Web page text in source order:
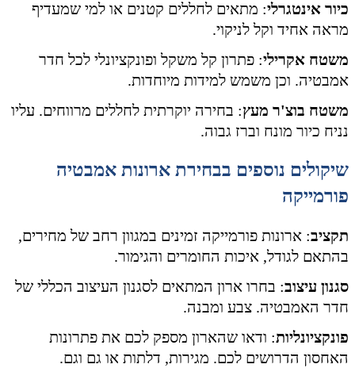
כיור אינטגרלי: מתאים לחללים קטנים או למי שמעדיף
מראה אחיד וקל לניקוי.
משטח אקרילי: פתרון קל משקל ופונקציונלי לכל חדר
אמבטיה. וכן משמש למידות מיוחדות.
משטח בוצ'ר מעץ: בחירה יוקרתית לחללים מרווחים. עליו
נניח כיור מונח וברז גבוה.
שיקולים נוספים בבחירת ארונות אמבטיה
פורמייקה
תקציב: ארונות פורמייקה זמינים במגוון רחב של מחירים,
בהתאם לגודל, איכות החומרים והגימור.
סגנון עיצוב: בחרו ארון המתאים לסגנון העיצוב הכללי של
חדר האמבטיה. צבע ומבנה.
פונקציונליות: ודאו שהארון מספק לכם את פתרונות
האחסון הדרושים לכם. מגירות, דלתות או גם וגם.